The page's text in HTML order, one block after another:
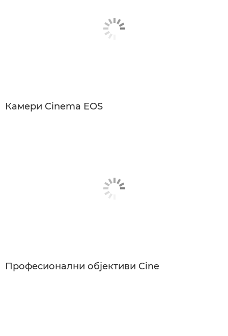
Камери Cinema EOS
Професионални објективи Cine